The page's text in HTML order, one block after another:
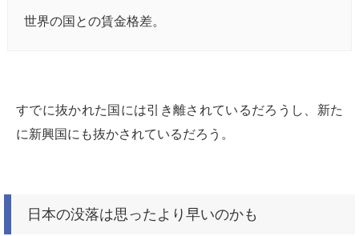
世界の国との賃金格差。
すでに抜かれた国には引き離されているだろうし、新た
に新興国にも抜かされているだろう。
日本の没落は思ったより早いのかも